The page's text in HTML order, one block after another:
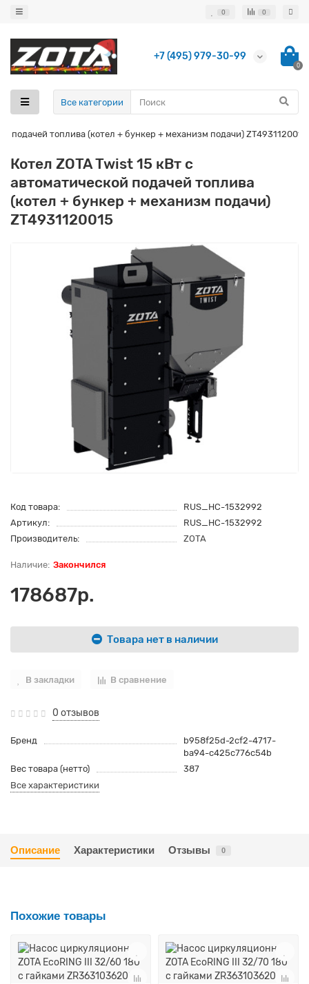
0 0
+7 (495) 979-30-99
0
Все категории
подачей топлива (котел + бункер + механизм подачи) ZT4931120015
Котел ZOTA Twist 15 кВт с
автоматической подачей топлива
(котел + бункер + механизм подачи)
ZT4931120015
Код товара:
RUS_НС-1532992
Артикул:
RUS_НС-1532992
Производитель:
ZOTA
Закончился
178687р.
Товара нет в наличии
В закладки В сравнение
0 отзывов
Бренд
b958f25d-2cf2-4717-
ba94-c425c776c54b
Вес товара (нетто)
387
Все характеристики
Описание Характеристики Отзывы 0
Похожие товары